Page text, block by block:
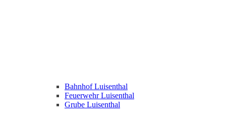
Bahnhof Luisenthal
Feuerwehr Luisenthal
Grube Luisenthal